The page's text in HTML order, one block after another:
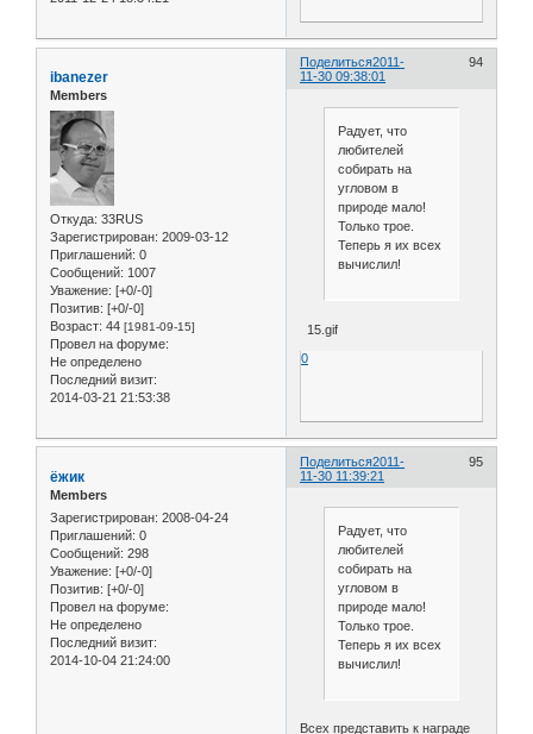
Поделиться 94
2011-
11-30 09:38:01
ibanezer
Members
Откуда: 33RUS
Зарегистрирован: 2009-03-12
Приглашений: 0
Сообщений: 1007
Уважение: [+0/-0]
Позитив: [+0/-0]
Возраст: 44 [1981-09-15]
Провел на форуме:
Не определено
Последний визит:
2014-03-21 21:53:38
Радует, что
любителей
собирать на
угловом в
природе мало!
Только трое.
Теперь я их всех
вычислил!
15.gif
0
Поделиться 95
2011-
11-30 11:39:21
ёжик
Members
Зарегистрирован: 2008-04-24
Приглашений: 0
Сообщений: 298
Уважение: [+0/-0]
Позитив: [+0/-0]
Провел на форуме:
Не определено
Последний визит:
2014-10-04 21:24:00
Радует, что
любителей
собирать на
угловом в
природе мало!
Только трое.
Теперь я их всех
вычислил!
Всех представить к награде